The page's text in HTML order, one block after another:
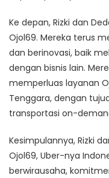
Ke depan, Rizki dan
Ojol69. Mereka terus
dan berinovasi, baik
dengan bisnis lain.
memperluas layanan
Tenggara, dengan
transportasi on-
Kesimpulannya, Rizki
Ojol69, Uber-nya
berwirausaha,